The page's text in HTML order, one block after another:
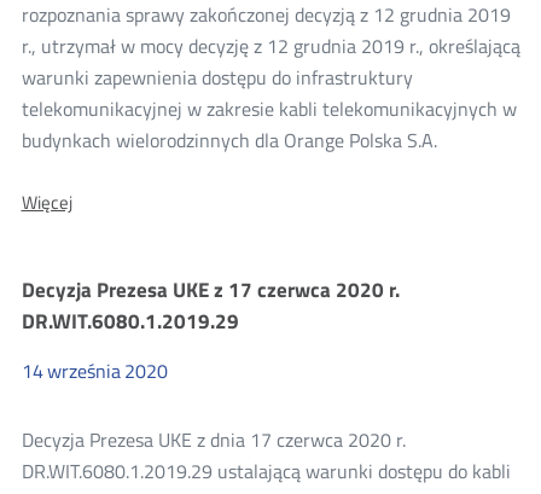
rozpoznania sprawy zakończonej decyzją z 12 grudnia 2019
r., utrzymał w mocy decyzję z 12 grudnia 2019 r., określającą
warunki zapewnienia dostępu do infrastruktury
telekomunikacyjnej w zakresie kabli telekomunikacyjnych w
budynkach wielorodzinnych dla Orange Polska S.A.
WięcejO:
Polska
S.A.
w
kabli
Decyzja Prezesa UKE z 17 czerwca 2020 r.
DR.WIT.6080.1.2019.29
14września2020
Decyzja Prezesa UKE z dnia 17 czerwca 2020 r.
DR.WIT.6080.1.2019.29 ustalającą warunki dostępu do kabli